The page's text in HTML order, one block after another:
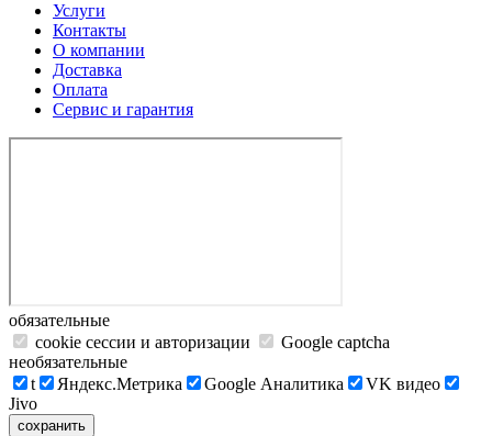
Услуги
Контакты
О компании
Доставка
Оплата
Сервис и гарантия
обязательные
cookie сессии и авторизации
Google captcha
необязательные
t
Яндекс.Метрика Google Аналитика
VK видео
Jivo
сохранить